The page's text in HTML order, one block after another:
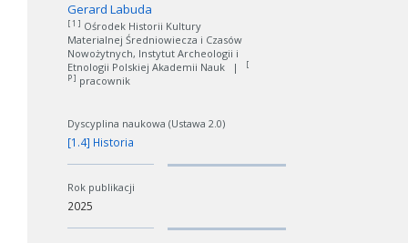
Gerard Labuda
[ 1 ] Ośrodek Historii Kultury
Materialnej Średniowiecza i Czasów
Nowożytnych, Instytut Archeologii i
Etnologii Polskiej Akademii Nauk
|
[
P ] pracownik
Dyscyplina naukowa (Ustawa 2.0)
[1.4] Historia
Rok publikacji
2025